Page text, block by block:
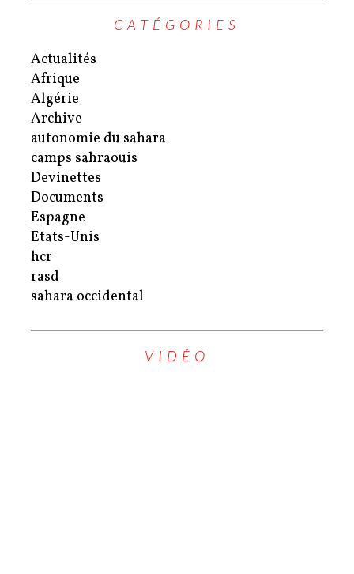
CATÉGORIES
Actualités
Afrique
Algérie
Archive
autonomie du sahara
camps sahraouis
Devinettes
Documents
Espagne
Etats-Unis
hcr
rasd
sahara occidental
VIDÉO